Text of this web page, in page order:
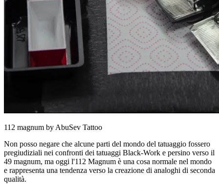
112 magnum by AbuSev Tattoo
Non posso negare che alcune parti del mondo del tatuaggio fossero
pregiudiziali nei confronti dei tatuaggi Black-Work e persino verso il
49 magnum, ma oggi l'112 Magnum è una cosa normale nel mondo
e rappresenta una tendenza verso la creazione di analoghi di seconda
qualità.